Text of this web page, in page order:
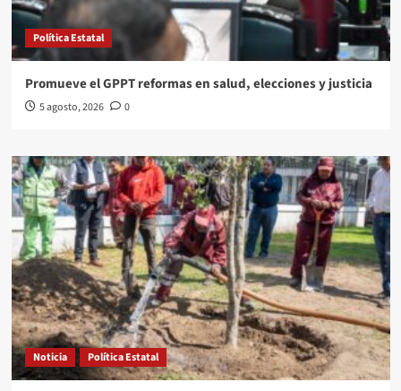
Política Estatal
Promueve el GPPT reformas en salud, elecciones y justicia
5 agosto, 2026 0
Noticia Política Estatal